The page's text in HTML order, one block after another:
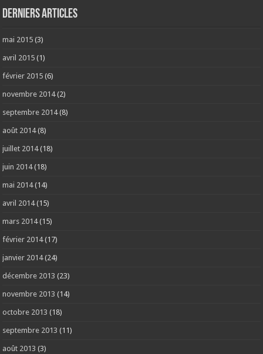
Derniers articles
mai 2015 (3)
avril 2015 (1)
février 2015 (6)
novembre 2014(2)
septembre 2014(8)
août 2014(8)
juillet 2014(18)
juin 2014(18)
mai 2014(14)
avril 2014(15)
mars 2014(15)
février 2014(17)
janvier 2014(24)
décembre 2013 (23)
novembre 2013 (14)
octobre 2013 (18)
septembre 2013 (11)
août 2013 (3)